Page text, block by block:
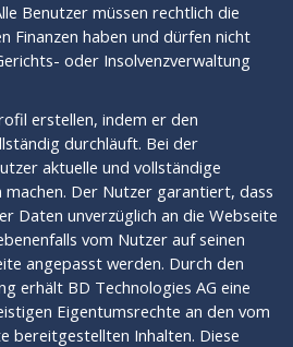
Benutzer müssen rechtlich die
Finanzen haben und dürfen nicht
oder Insolvenzverwaltung
erstellen, indem er den
durchläuft. Bei der
aktuelle und vollständige
machen. Der Nutzer garantiert, dass
Daten unverzüglich an die Webseite
vom Nutzer auf seinen
angepasst werden. Durch den
erhält BD Technologies AG eine
Eigentumsrechte an den vom
bereitgestellten Inhalten. Diese